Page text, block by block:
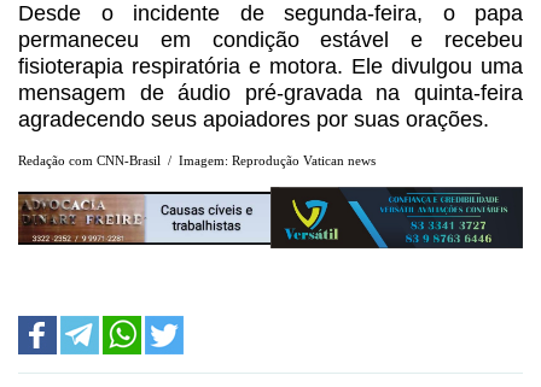
Desde o incidente de segunda-feira, o papa
permaneceu em condição estável e recebeu
fisioterapia respiratória e motora. Ele divulgou uma
mensagem de áudio pré-gravada na quinta-feira
agradecendo seus apoiadores por suas orações.
Redação com CNN-Brasil / Imagem: Reprodução Vatican news